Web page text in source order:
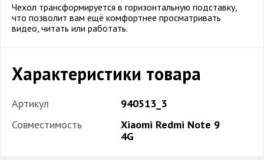
Чехол трансформируется в горизонтальную подставку,
что позволит вам ещё комфортнее просматривать
видео, читать или работать.
Характеристики товара
Артикул
940513_3
Совместимость
Xiaomi Redmi Note 9
4G